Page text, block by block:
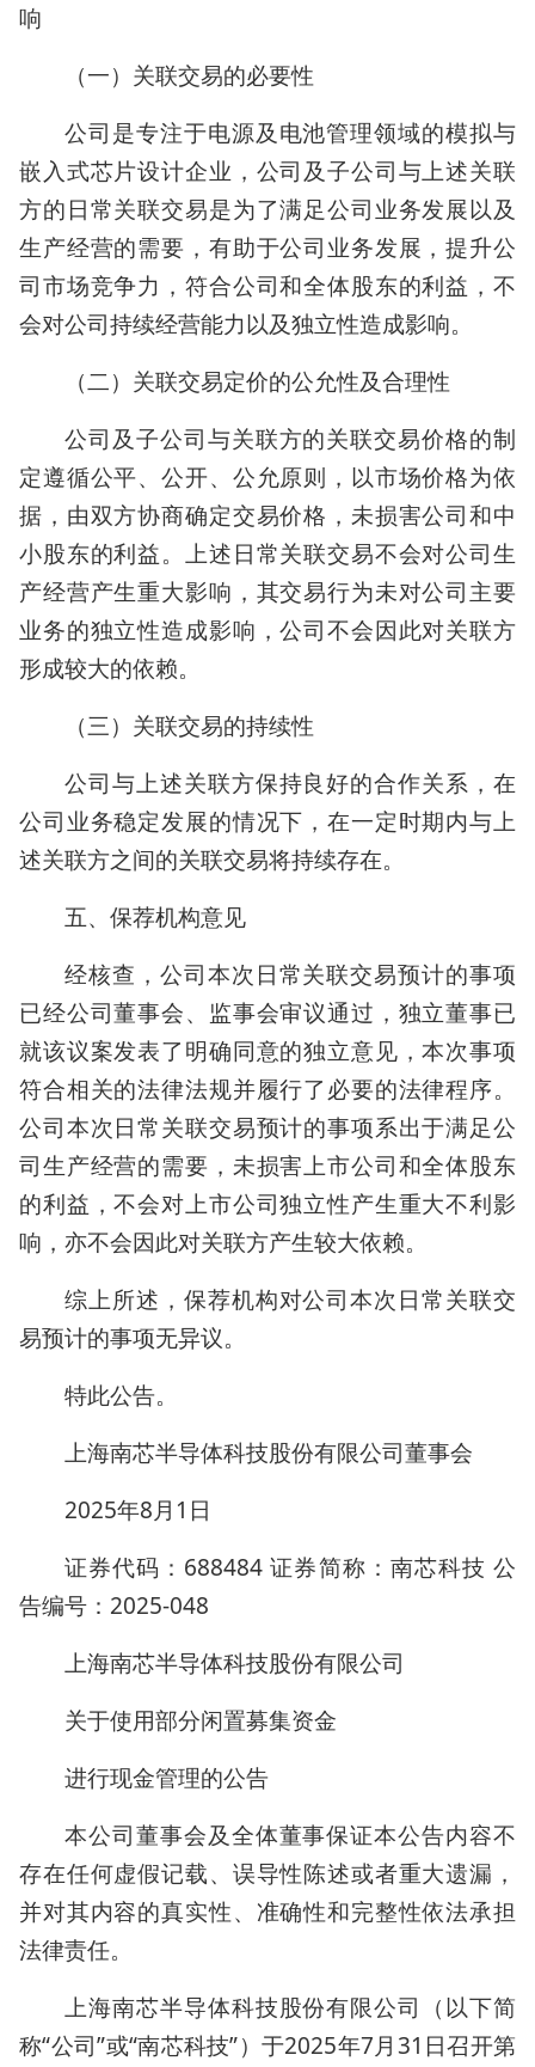
响
（一）关联交易的必要性
公司是专注于电源及电池管理领域的模拟与
嵌入式芯片设计企业，公司及子公司与上述关联
方的日常关联交易是为了满足公司业务发展以及
生产经营的需要，有助于公司业务发展，提升公
司市场竞争力，符合公司和全体股东的利益，不
会对公司持续经营能力以及独立性造成影响。
（二）关联交易定价的公允性及合理性
公司及子公司与关联方的关联交易价格的制
定遵循公平、公开、公允原则，以市场价格为依
据，由双方协商确定交易价格，未损害公司和中
小股东的利益。上述日常关联交易不会对公司生
产经营产生重大影响，其交易行为未对公司主要
业务的独立性造成影响，公司不会因此对关联方
形成较大的依赖。
（三）关联交易的持续性
公司与上述关联方保持良好的合作关系，在
公司业务稳定发展的情况下，在一定时期内与上
述关联方之间的关联交易将持续存在。
五、保荐机构意见
经核查，公司本次日常关联交易预计的事项
已经公司董事会、监事会审议通过，独立董事已
就该议案发表了明确同意的独立意见，本次事项
符合相关的法律法规并履行了必要的法律程序。
公司本次日常关联交易预计的事项系出于满足公
司生产经营的需要，未损害上市公司和全体股东
的利益，不会对上市公司独立性产生重大不利影
响，亦不会因此对关联方产生较大依赖。
综上所述，保荐机构对公司本次日常关联交
易预计的事项无异议。
特此公告。
上海南芯半导体科技股份有限公司董事会
2025年8月1日
证券代码：688484 证券简称：南芯科技 公
告编号：2025-048
上海南芯半导体科技股份有限公司
关于使用部分闲置募集资金
进行现金管理的公告
本公司董事会及全体董事保证本公告内容不
存在任何虚假记载、误导性陈述或者重大遗漏，
并对其内容的真实性、准确性和完整性依法承担
法律责任。
上海南芯半导体科技股份有限公司（以下简
称“公司”或“南芯科技”）于2025年7月31日召开第